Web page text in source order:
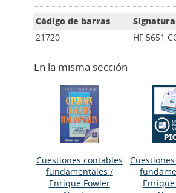
Código de barras Signatura
21720
HF 5651
En la misma sección
Cuestiones contables
fundamentales /
Enrique Fowler